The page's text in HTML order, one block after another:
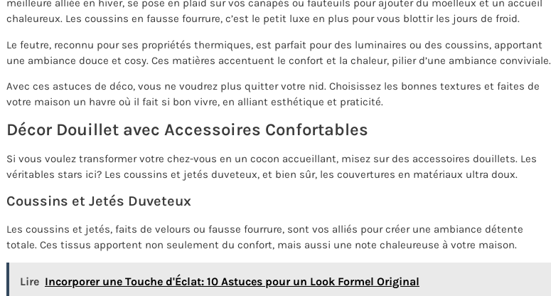
meilleure alliée en hiver, se pose en plaid sur vos canapés ou fauteuils pour ajouter du moelleux et un accueil
chaleureux. Les coussins en fausse fourrure, c’est le petit luxe en plus pour vous blottir les jours de froid.
Le feutre, reconnu pour ses propriétés thermiques, est parfait pour des luminaires ou des coussins, apportant
une ambiance douce et cosy. Ces matières accentuent le confort et la chaleur, pilier d’une ambiance conviviale.
Avec ces astuces de déco, vous ne voudrez plus quitter votre nid. Choisissez les bonnes textures et faites de
votre maison un havre où il fait si bon vivre, en alliant esthétique et praticité.
Décor Douillet avec Accessoires Confortables
Si vous voulez transformer votre chez-vous en un cocon accueillant, misez sur des accessoires douillets. Les
véritables stars ici? Les coussins et jetés duveteux, et bien sûr, les couvertures en matériaux ultra doux.
Coussins et Jetés Duveteux
Les coussins et jetés, faits de velours ou fausse fourrure, sont vos alliés pour créer une ambiance détente
totale. Ces tissus apportent non seulement du confort, mais aussi une note chaleureuse à votre maison.
Lire Incorporer une Touche d'Éclat: 10 Astuces pour un Look Formel Original